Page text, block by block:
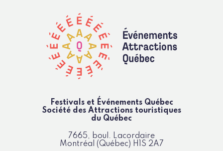
Festivals et Événements Québec
Société des Attractionstouristiques
du Québec
7665, boul. Lacordaire
Montréal (Québec) H1S 2A7